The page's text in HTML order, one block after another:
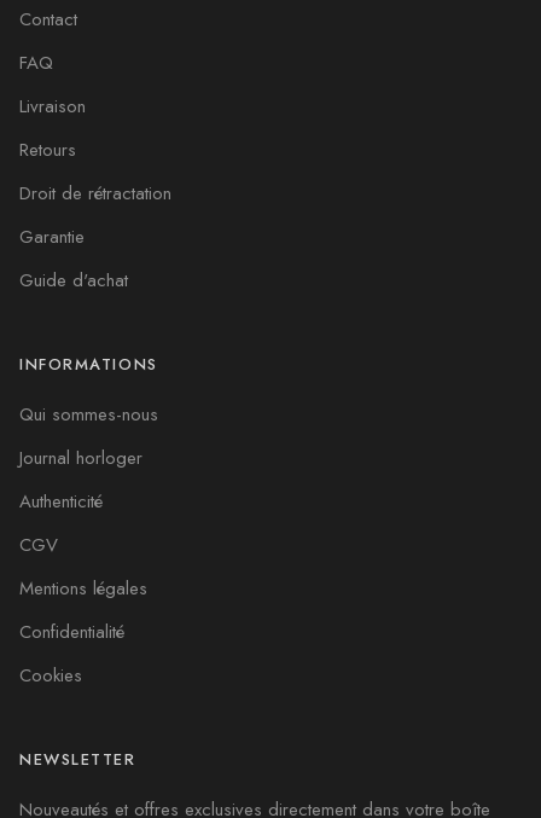
Contact
FAQ
Livraison
Retours
Droit de rétractation
Garantie
Guide d'achat
INFORMATIONS
Qui sommes-nous
Journal horloger
Authenticité
CGV
Mentions légales
Confidentialité
Cookies
NEWSLETTER
Nouveautés et offres exclusives directement dans votre boîte